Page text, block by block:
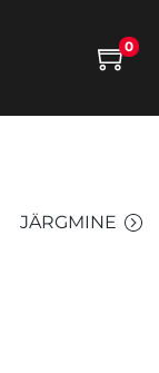
0
JÄRGMINE